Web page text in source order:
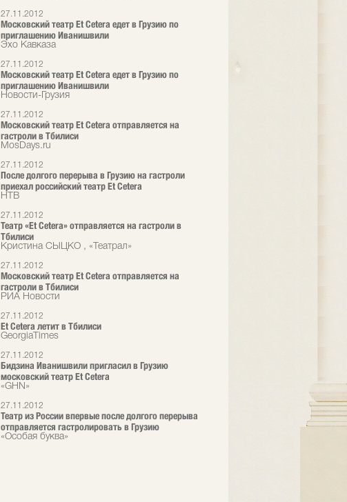
27.11.2012
Московский театр Et Cetera едет в Грузию по
приглашению Иванишвили
Эхо Кавказа
27.11.2012
Московский театр Et Cetera едет в Грузию по
приглашению Иванишвили
Новости-Грузия
27.11.2012
Московский театр Et Cetera отправляется на
гастроли в Тбилиси
MosDays.ru
27.11.2012
После долгого перерыва в Грузию на гастроли
приехал российский театр Et Cetera
НТВ
27.11.2012
Театр «Et Cetera» отправляется на гастроли в
Тбилиси
Кристина СЫЦКО , «Театрал»
27.11.2012
Московский театр Et Cetera отправляется на
гастроли в Тбилиси
РИА Новости
27.11.2012
Et Cetera летит в Тбилиси
GeorgiaTimes
27.11.2012
Бидзина Иванишвили пригласил в Грузию
московский театр Et Cetera
«GHN»
27.11.2012
Театр из России впервые после долгого перерыва
отправляется гастролировать в Грузию
«Особая буква»